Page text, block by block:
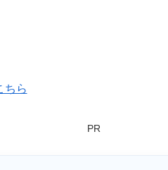
ちら
PR